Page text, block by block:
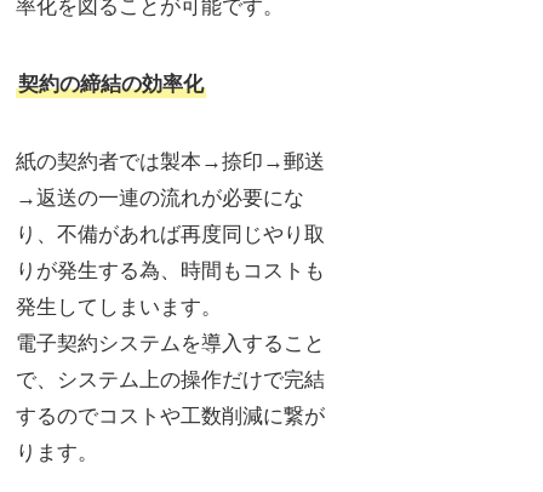
率化を図ることが可能です。
契約の締結の効率化
紙の契約者では製本→捺印→郵送
→返送の一連の流れが必要にな
り、不備があれば再度同じやり取
りが発生する為、時間もコストも
発生してしまいます。
電子契約システムを導入すること
で、システム上の操作だけで完結
するのでコストや工数削減に繋が
ります。